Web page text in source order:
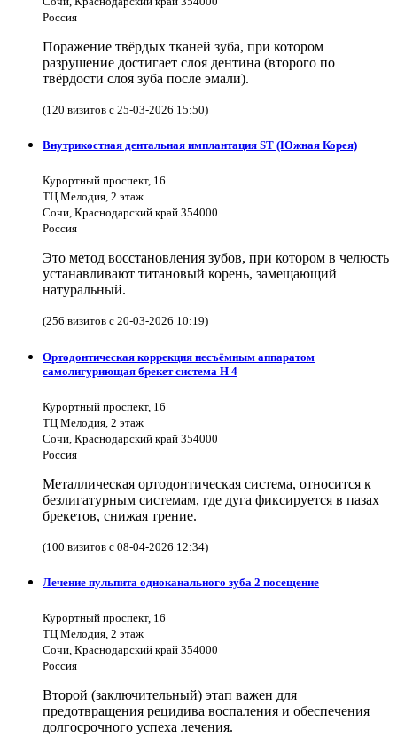
Россия
Поражение твёрдых тканей зуба, при котором
разрушение достигает слоя дентина (второго по
твёрдости слоя зуба после эмали).
(120 визитов с 25-03-2026 15:50)
Внутрикостная дентальная имплантация ST (Южная Корея)
Курортный проспект, 16
ТЦ Мелодия, 2 этаж
Сочи, Краснодарский край 354000
Россия
Это метод восстановления зубов, при котором в челюсть
устанавливают титановый корень, замещающий
натуральный.
(256 визитов с 20-03-2026 10:19)
Ортодонтическая коррекция несъёмным аппаратом
самолигуриющая брекет система H 4
Курортный проспект, 16
ТЦ Мелодия, 2 этаж
Сочи, Краснодарский край 354000
Россия
Металлическая ортодонтическая система, относится к
безлигатурным системам, где дуга фиксируется в пазах
брекетов, снижая трение.
(100 визитов с 08-04-2026 12:34)
Лечение пульпита одноканального зуба 2 посещение
Курортный проспект, 16
ТЦ Мелодия, 2 этаж
Сочи, Краснодарский край 354000
Россия
Второй (заключительный) этап важен для
предотвращения рецидива воспаления и обеспечения
долгосрочного успеха лечения.